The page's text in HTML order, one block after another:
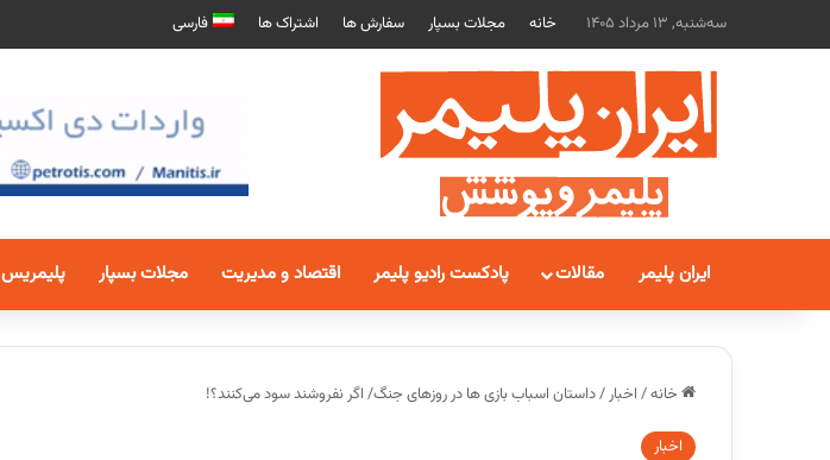
سه‌شنبه, 13 مرداد 1405 خانه مجلات بسپار سفارش ها اشتراک ها فارسی
ایران پلیمر مقالات پادکست رادیو پلیمر اقتصاد و مدیریت مجلات بسپار پلیمریس
خانه/ اخبار/داستان اسباب بازی ها در روزهای جنگ/ اگر نفروشند سود می‌کنند؟!
اخبار